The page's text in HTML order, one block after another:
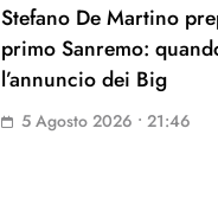
Stefano De Martino
primo Sanremo:
l’annuncio dei Big
5 Agosto 2026 • 21:46